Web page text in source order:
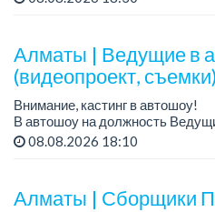
Алматы | Ведущие в
(видеопроект, съемки)
Внимание, кастинг в автошоу!
В автошоу на должность
парни. А также авто эксперты и
08.08.2026 18:10
Алматы | Сборщики